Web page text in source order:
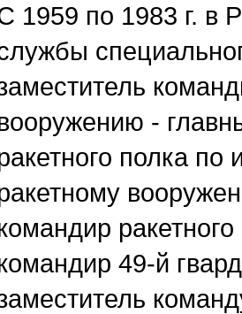
1959 по 1983 г. в
-
полка
49-й